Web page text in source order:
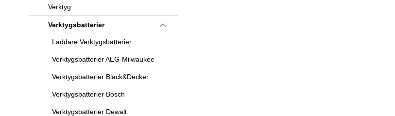
Verktyg
Verktygsbatterier
Laddare Verktygsbatterier
Verktygsbatterier AEG-Milwaukee
Verktygsbatterier Black&Decker
Verktygsbatterier Bosch
Verktygsbatterier Dewalt